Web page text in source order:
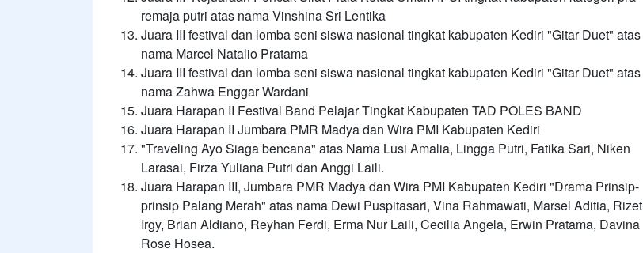
remaja putri atas nama Vinshina Sri Lentika
Juara III festival dan lomba seni siswa nasional tingkat kabupaten Kediri "Gitar Duet" atas
nama Marcel Natalio Pratama
Juara III festival dan lomba seni siswa nasional tingkat kabupaten Kediri "Gitar Duet" atas
nama Zahwa Enggar Wardani
Juara Harapan II Festival Band Pelajar Tingkat Kabupaten TAD POLES BAND
Juara Harapan II Jumbara PMR Madya dan Wira PMI Kabupaten Kediri
"Traveling Ayo Siaga bencana" atas Nama Lusi Amalia, Lingga Putri, Fatika Sari, Niken
Larasai, Firza Yuliana Putri dan Anggi Laili.
Juara Harapan III, Jumbara PMR Madya dan Wira PMI Kabupaten Kediri "Drama Prinsip-
prinsip Palang Merah" atas nama Dewi Puspitasari, Vina Rahmawati, Marsel Aditia, Rizet
Irgy, Brian Aldiano, Reyhan Ferdi, Erma Nur Laili, Cecilia Angela, Erwin Pratama, Davina
Rose Hosea.